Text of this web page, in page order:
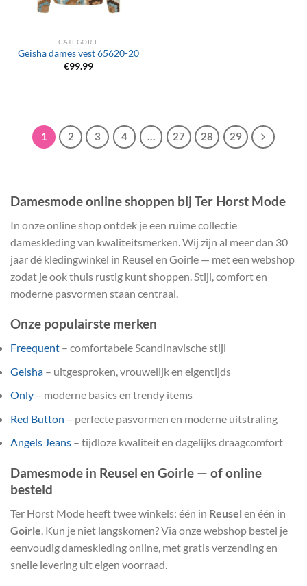
CATEGORIE
Geisha dames vest 65620-20
€99.99
1 2 3 4 … 27 28 29
Damesmode online shoppen bij Ter Horst Mode
In onze online shop ontdek je een ruime collectie
dameskleding van kwaliteitsmerken. Wij zijn al meer dan 30
jaar dé kledingwinkel in Reusel en Goirle — met een webshop
zodat je ook thuis rustig kunt shoppen. Stijl, comfort en
moderne pasvormen staan centraal.
Onze populairste merken
Freequent – comfortabele Scandinavische stijl
Geisha – uitgesproken, vrouwelijk en eigentijds
Only – moderne basics en trendy items
Red Button – perfecte pasvormen en moderne uitstraling
Angels Jeans – tijdloze kwaliteit en dagelijks draagcomfort
Damesmode in Reusel en Goirle — of online
besteld
Ter Horst Mode heeft twee winkels: één in Reusel en één in
Goirle . Kun je niet langskomen? Via onze webshop bestel je
eenvoudig dameskleding online, met gratis verzending en
snelle levering uit eigen voorraad.